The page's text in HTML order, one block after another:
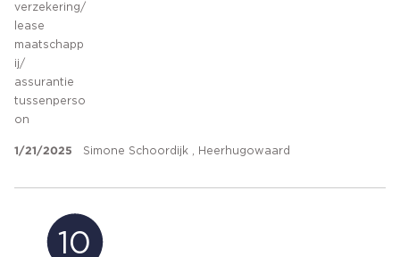
verzekering/
lease
maatschapp
ij/
assurantie
tussenperso
on
1/21/2025 Simone Schoordijk , Heerhugowaard
10